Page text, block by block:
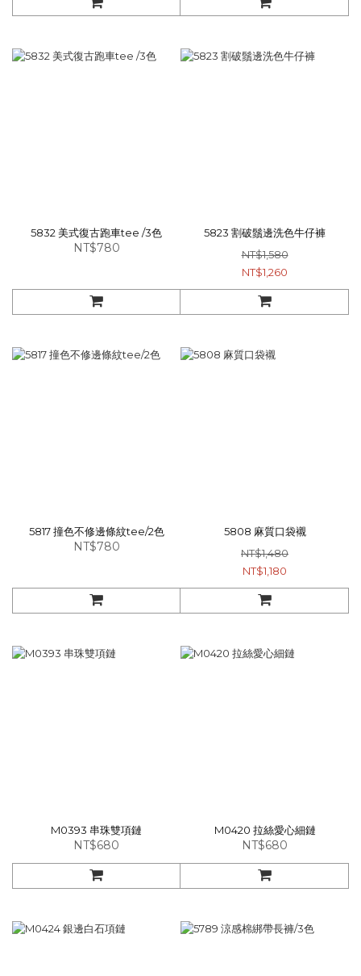
5832 美式復古跑車tee /3色
NT$780
5823 割破鬚邊洗色牛仔褲
NT$1,580
NT$1,260
5817 撞色不修邊條紋tee/2色
NT$780
5808 麻質口袋襯
NT$1,480
NT$1,180
M0393 串珠雙項鏈
NT$680
M0420 拉絲愛心細鏈
NT$680